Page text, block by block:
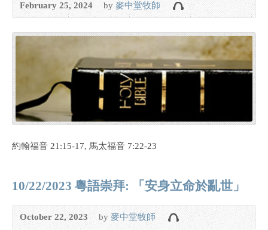
February 25, 2024 by麥中堂牧師
約翰福音 21:15-17, 馬太福音 7:22-23
10/22/2023 粵語崇拜: 「安身立命於亂世」
October 22, 2023 by 麥中堂牧師